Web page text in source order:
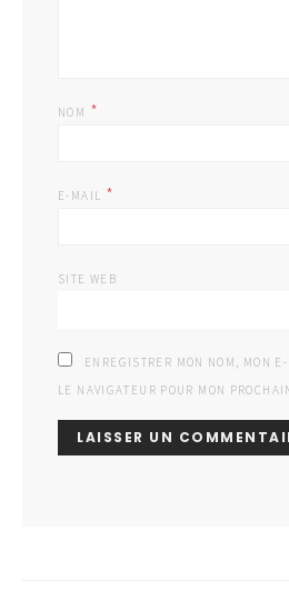
NOM *
E-MAIL *
SITE WEB
ENREGISTRER MON NOM, MON
LE NAVIGATEUR POUR MON